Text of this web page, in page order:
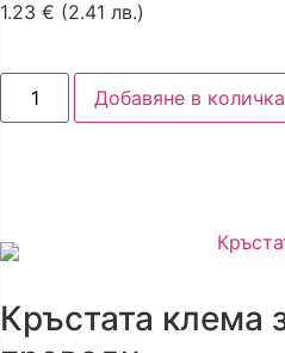
1.23 € (2.41 лв.)
Добавяне в
Кръстата клема